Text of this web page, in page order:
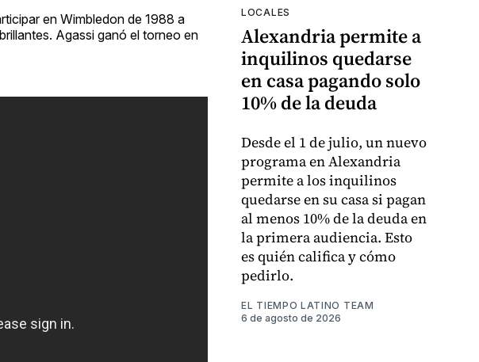
en Wimbledon de 1988 a
Agassi ganó el torneo en
LOCALES
Alexandria permite a
inquilinos quedarse
en casa pagando solo
10% de la deuda
Desde el 1 de julio, un nuevo
programa en Alexandria
permite a los inquilinos
quedarse en su casa si pagan
al menos 10% de la deuda en
la primera audiencia. Esto
es quién califica y cómo
pedirlo.
EL TIEMPO LATINO TEAM
6 de agosto de 2026